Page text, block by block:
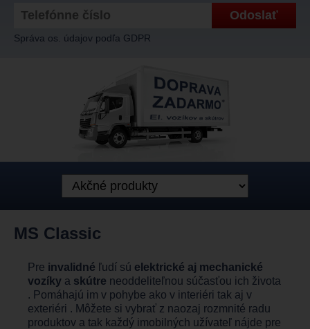
Správa os. údajov podľa GDPR
MS Classic
Pre invalidné ľudí sú elektrické aj mechanické
vozíky a skútre neoddeliteľnou súčasťou ich života
. Pomáhajú im v pohybe ako v interiéri tak aj v
exteriéri . Môžete si vybrať z naozaj rozmnité radu
produktov a tak každý imobilných užívateľ nájde pre